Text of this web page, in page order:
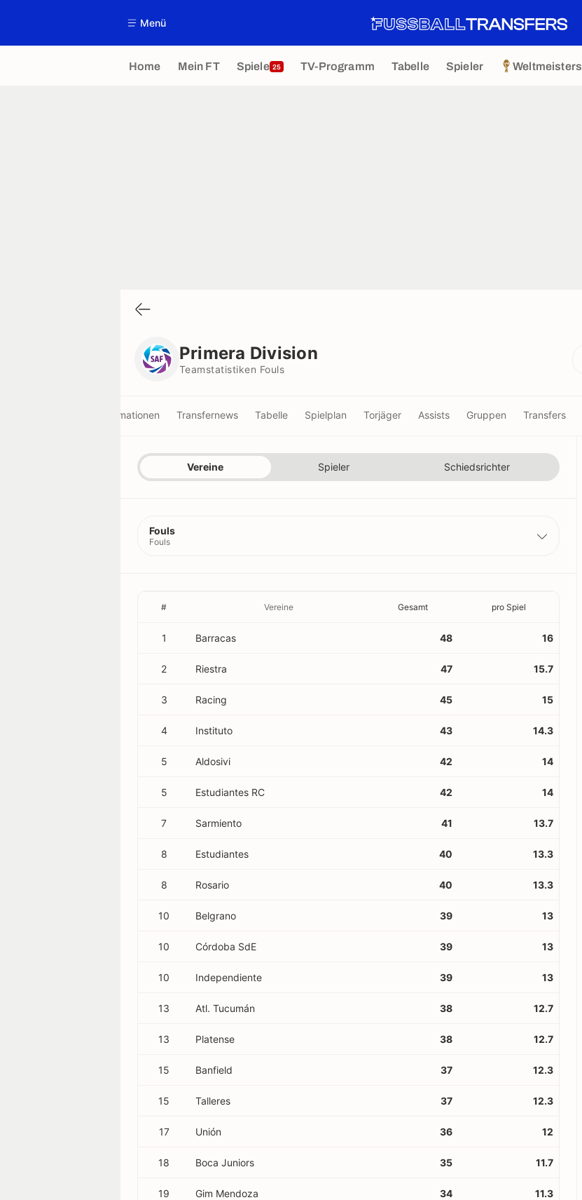
Menü
Home Mein FT Spiele 25 TV-Programm Tabelle Spieler
Primera Division
Teamstatistiken Fouls
Informationen Transfernews Tabelle Spielplan Torjäger Assists Gruppen Transfers
Teamstatistiken
Schiedsrichterstatistiken
Vereine
Schiedsrichter
Vereine Spieler Schiedsrichter
Fouls
Fouls
# Vereine Gesamt pro Spiel
1 Barracas 48 16
2 Riestra 47 15.7
3 Racing 45 15
4 Instituto 43 14.3
5 Aldosivi 42 14
5 Estudiantes RC 42 14
7 Sarmiento 41 13.7
8 Estudiantes 40 13.3
8 Rosario 40 13.3
10 Belgrano 39 13
10 Córdoba SdE 39 13
10 Independiente 39 13
13 Atl. Tucumán 38 12.7
13 Platense 38 12.7
15 Banfield 37 12.3
15 Talleres 37 12.3
17 Unión 36 12
18 Boca Juniors 35 11.7
19 Gim Mendoza 34 11.3